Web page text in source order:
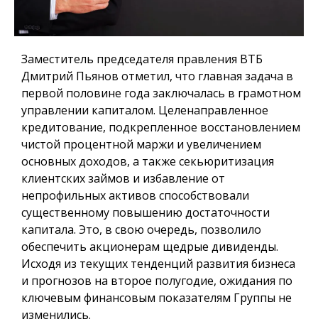
Заместитель председателя правления ВТБ
Дмитрий Пьянов отметил, что главная задача в
первой половине года заключалась в грамотном
управлении капиталом. Целенаправленное
кредитование, подкрепленное восстановлением
чистой процентной маржи и увеличением
основных доходов, а также секьюритизация
клиентских займов и избавление от
непрофильных активов способствовали
существенному повышению достаточности
капитала. Это, в свою очередь, позволило
обеспечить акционерам щедрые дивиденды.
Исходя из текущих тенденций развития бизнеса
и прогнозов на второе полугодие, ожидания по
ключевым финансовым показателям Группы не
изменились.